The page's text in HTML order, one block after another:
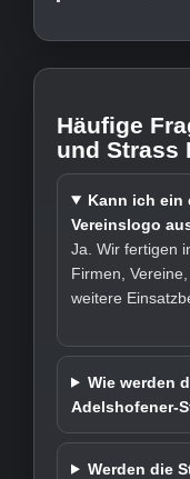
Häufige
und Strass
Kann ich ein
Vereinslogo
Ja. Wir fertigen
Firmen,
weitere
Wie werden
Adelshofener-
Werden die